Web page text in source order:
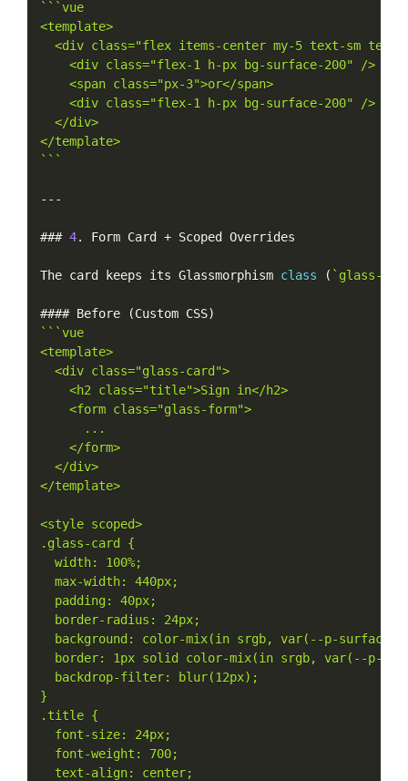
`` `vue
<template>
<div class="flex items-center my-5 text-sm
    <div class="flex-1 h-px bg-surface-200" />
    <span class="px-3">or</span>
    <div class="flex-1 h-px bg-surface-200" />
  </div>
</template>
` ``
-- -
### 4. Form Card + Scoped Overrides
The card keeps its Glassmorphism class ( `glass-
#### Before (Custom CSS)
`` `vue
<template>
  <div class="glass-card">
    <h2 class="title">Sign in</h2>
    <form class="glass-form">
      ...
    </form>
  </div>
</template>
<style scoped>
.glass-card {
  width: 100%;
  max-width: 440px;
  padding: 40px;
  border-radius: 24px;
background: color-mix(in srgb, var(--p-surface-
border: 1px solid color-mix(in srgb, var(--p-
  backdrop-filter: blur(12px);
}
.title {
  font-size: 24px;
  font-weight: 700;
  text-align: center;